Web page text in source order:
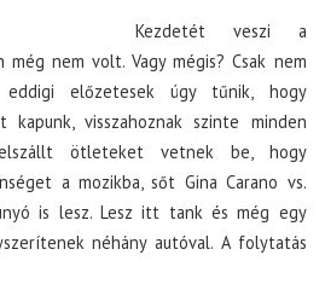
Kezdetét veszi a
még nem volt. Vagy mégis? Csak nem
előzetesek úgy tűnik, hogy
kapunk, visszahoznak szinte minden
ötleteket vetnek be, hogy
a mozikba, sőt Gina Carano vs.
is lesz. Lesz itt tank és még egy
néhány autóval. A folytatás